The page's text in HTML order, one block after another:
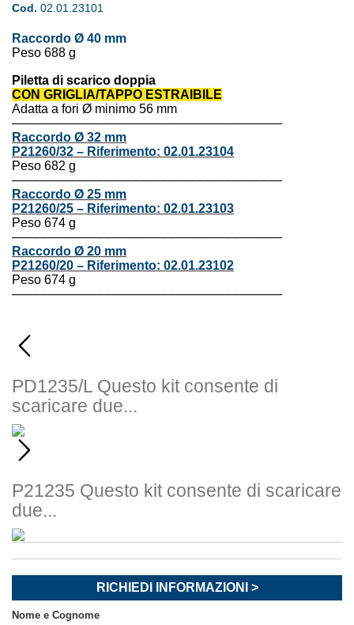
Cod. 02.01.23101
Raccordo Ø 40 mm
Peso 688 g
Piletta di scarico doppia
CON GRIGLIA/TAPPO ESTRAIBILE
Adatta a fori Ø minimo 56 mm
––––––––––––––––––––––––––––––––––––––
Raccordo Ø 32 mm
P21260/32 – Riferimento: 02.01.23104
Peso 682 g
––––––––––––––––––––––––––––––––––––––
Raccordo Ø 25 mm
P21260/25 – Riferimento: 02.01.23103
Peso 674 g
––––––––––––––––––––––––––––––––––––––
Raccordo Ø 20 mm
P21260/20 – Riferimento: 02.01.23102
Peso 674 g
––––––––––––––––––––––––––––––––––––––
PD1235/L Questo kit consente di
scaricare due...
P21235 Questo kit consente di scaricare
due...
RICHIEDI INFORMAZIONI >
Nome e Cognome